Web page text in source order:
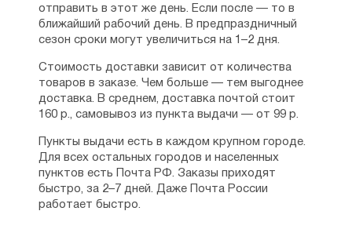
отправить в этот же день. Если после — то в
ближайший рабочий день. В предпраздничный
сезон сроки могут увеличиться на 1–2 дня.
Стоимость доставки зависит от количества
товаров в заказе. Чем больше — тем выгоднее
доставка. В среднем, доставка почтой стоит
160 р., самовывоз из пункта выдачи — от 99 р.
Пункты выдачи есть в каждом крупном городе.
Для всех остальных городов и населенных
пунктов есть Почта РФ. Заказы приходят
быстро, за 2–7 дней. Даже Почта России
работает быстро.